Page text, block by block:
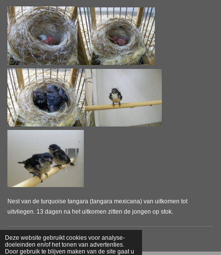
Deze website gebruikt cookies voor analyse-
doeleinden en/of het tonen van advertenties.
Door gebruik te blijven maken van de site gaat u
Nest van de turquoise tangara (tangara mexicana) van uitkomen tot
uitvliegen. 13 dagen na het uitkomen zitten de jongen op stok.
© 2013 - 2026 Tanagerbreeders.nl